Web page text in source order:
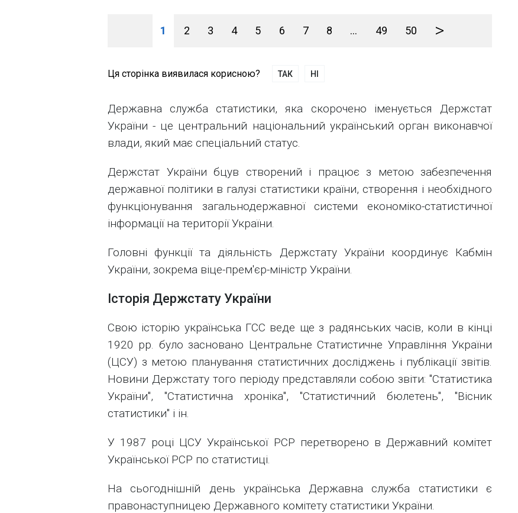
1 2 3 4 5 6 7 8 ... 49 50 >
Ця сторінка виявилася корисною? ТАК НІ
Державна служба статистики, яка скорочено іменується Держстат
України - це центральний національний український орган виконавчої
влади, який має спеціальний статус.
Держстат України бцув створений і працює з метою забезпечення
державної політики в галузі статистики країни, створення і необхідного
функціонування загальнодержавної системи економіко-статистичної
інформації на території України.
Головні функції та діяльність Держстату України координує Кабмін
України, зокрема віце-прем'єр-міністр України.
Історія Держстату України
Свою історію українська ГСС веде ще з радянських часів, коли в кінці
1920 рр. було засновано Центральне Статистичне Управління України
(ЦСУ) з метою планування статистичних досліджень і публікації звітів.
Новини Держстату того періоду представляли собою звіти: "Статистика
України", "Статистична хроніка", "Статистичний бюлетень", "Вісник
статистики" і ін.
У 1987 році ЦСУ Української РСР перетворено в Державний комітет
Української РСР по статистиці.
На сьогоднішній день українська Державна служба статистики є
правонаступницею Державного комітету статистики України.